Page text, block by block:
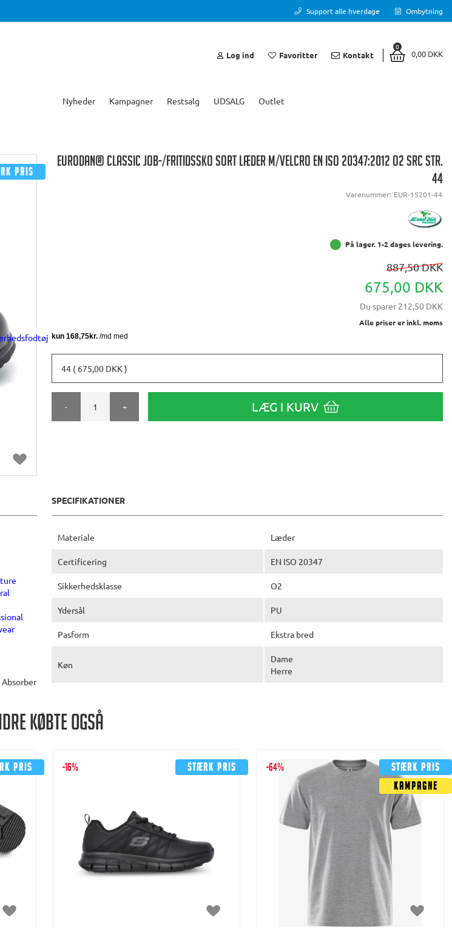
Support alle hverdage Ombytning
Log ind Favoritter Kontakt
0
0,00 DKK
Nyheder Kampagner Restsalg UDSALG Outlet
pris
EURODAN® CLASSIC JOB-/FRITIDSSKO SORT LÆDER M/VELCRO EN ISO 20347:2012 O2 SRC STR.
44
Varenummer: EUR-15201-44
På lager. 1-2 dages levering.
887,50 DKK
675,00 DKK
Du sparer 212,50 DKK
Alle priser er inkl. moms
44 ( 675,00 DKK )
- + LÆG I KURV
SPECIFIKATIONER
Materiale Læder
Certificering EN ISO 20347
Sikkerhedsklasse O2
Ydersål PU
Pasform Ekstra bred
Køn
Dame
Herre
købte også
pris Stærk pris
-16%
Stærk pris
Kampagne
-64%